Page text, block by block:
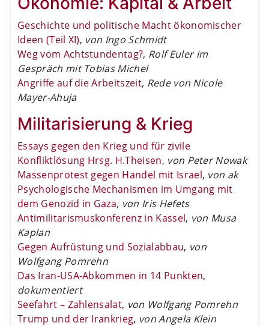
Geschichte und politische Macht ökonomischer
Ideen (Teil XI), von Ingo Schmidt
Weg vom Achtstundentag?, Rolf Euler im
Gespräch mit Tobias Michel
Angriffe auf die Arbeitszeit, Rede von Nicole
Mayer-Ahuja
Militarisierung & Krieg
Essays gegen den Krieg und für zivile
Konfliktlösung Hrsg. H.Theisen, von Peter Nowak
Massenprotest gegen Handel mit Israel, von ak
Psychologische Mechanismen im Umgang mit
dem Genozid in Gaza, von Iris Hefets
Antimilitarismuskonferenz in Kassel, von Musa
Kaplan
Gegen Aufrüstung und Sozialabbau, von
Wolfgang Pomrehn
Das Iran-USA-Abkommen in 14 Punkten,
dokumentiert
Seefahrt – Zahlensalat, von Wolfgang Pomrehn
Trump und der Irankrieg, von Angela Klein